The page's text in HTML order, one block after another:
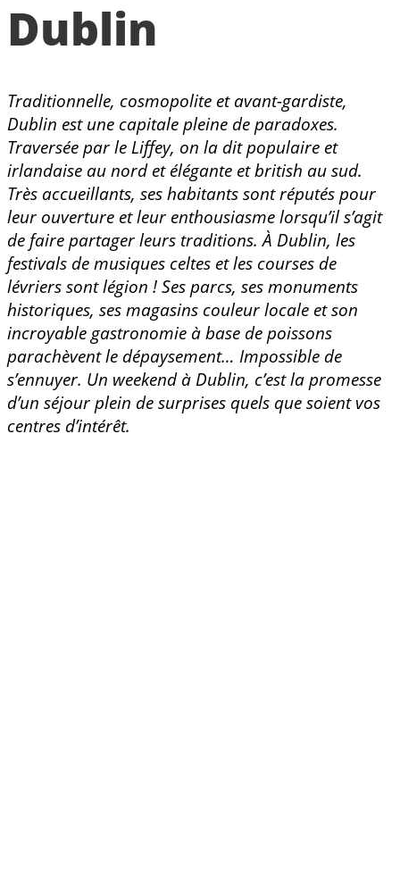
Dublin
Traditionnelle, cosmopolite et avant-gardiste,
Dublin est une capitale pleine de paradoxes.
Traversée par le Liffey, on la dit populaire et
irlandaise au nord et élégante et british au sud.
Très accueillants, ses habitants sont réputés pour
leur ouverture et leur enthousiasme lorsqu’il s’agit
de faire partager leurs traditions. À Dublin, les
festivals de musiques celtes et les courses de
lévriers sont légion ! Ses parcs, ses monuments
historiques, ses magasins couleur locale et son
incroyable gastronomie à base de poissons
parachèvent le dépaysement… Impossible de
s’ennuyer. Un weekend à Dublin, c’est la promesse
d’un séjour plein de surprises quels que soient vos
centres d’intérêt.